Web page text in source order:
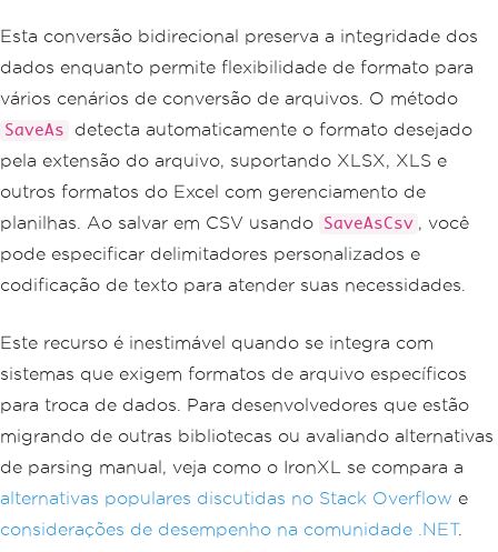
Esta conversão bidirecional preserva a integridade dos
dados enquanto permite flexibilidade de formato para
vários cenários de conversão de arquivos. O método
SaveAs
detecta automaticamente o formato desejado
pela extensão do arquivo, suportando XLSX, XLS e
outros formatos do Excel com gerenciamento de
planilhas. Ao salvar em CSV usando
SaveAsCsv , você
pode especificar delimitadores personalizados e
codificação de texto para atender suas necessidades.
Este recurso é inestimável quando se integra com
sistemas que exigem formatos de arquivo específicos
para troca de dados. Para desenvolvedores que estão
migrando de outras bibliotecas ou avaliando alternativas
de parsing manual, veja como o IronXL se compara a
alternativas populares discutidas no Stack Overflow e
considerações de desempenho na comunidade .NET.